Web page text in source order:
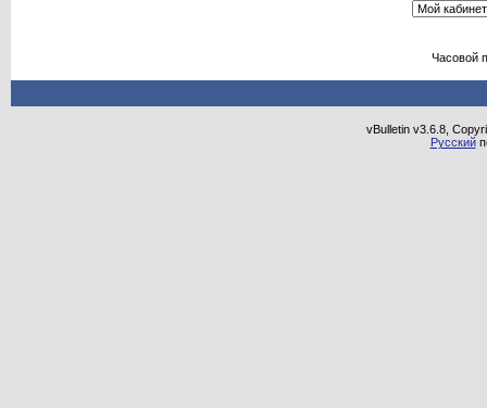
Часовой
vBulletin v3.6.8,
Русский